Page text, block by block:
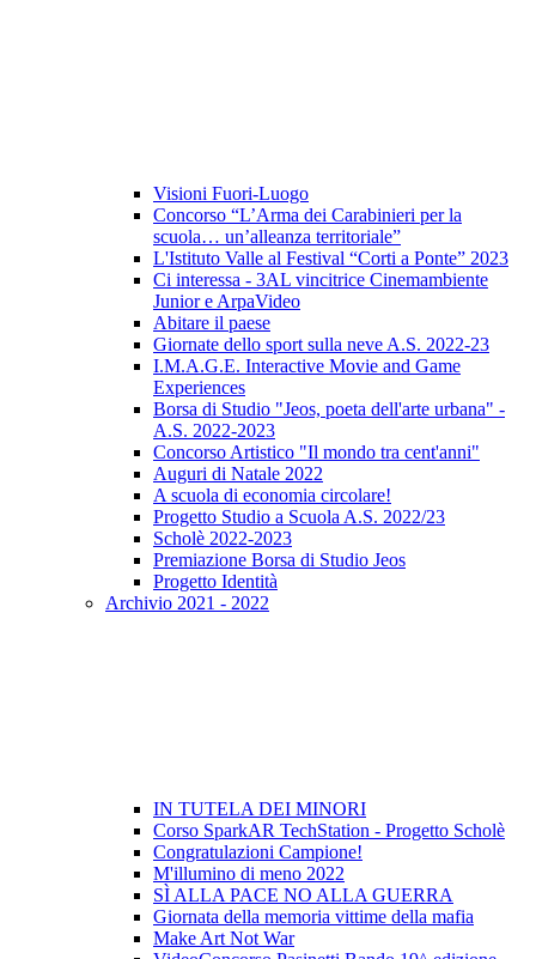
Visioni Fuori-Luogo
Concorso “L’Arma dei Carabinieri per la
scuola… un’alleanza territoriale”
L'Istituto Valle al Festival “Corti a Ponte” 2023
Ci interessa - 3AL vincitrice Cinemambiente
Junior e ArpaVideo
Abitare il paese
Giornate dello sport sulla neve A.S. 2022-23
I.M.A.G.E. Interactive Movie and Game
Experiences
Borsa di Studio "Jeos, poeta dell'arte urbana" -
A.S. 2022-2023
Concorso Artistico "Il mondo tra cent'anni"
Auguri di Natale 2022
A scuola di economia circolare!
Progetto Studio a Scuola A.S. 2022/23
Scholè 2022-2023
Premiazione Borsa di Studio Jeos
Progetto Identità
Archivio 2021 - 2022
IN TUTELA DEI MINORI
Corso SparkAR TechStation - Progetto Scholè
Congratulazioni Campione!
M'illumino di meno 2022
SÌ ALLA PACE NO ALLA GUERRA
Giornata della memoria vittime della mafia
Make Art Not War